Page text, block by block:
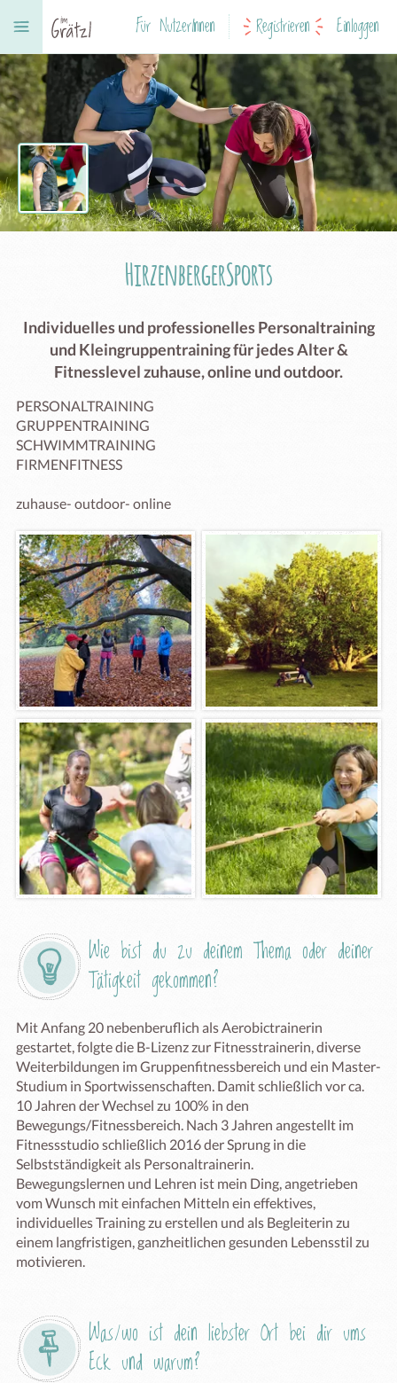
Für NutzerInnen Registrieren Einloggen
HirzenbergerSports
Individuelles und professionelles Personaltraining
und Kleingruppentraining für jedes Alter &
Fitnesslevel zuhause, online und outdoor.
PERSONALTRAINING
GRUPPENTRAINING
SCHWIMMTRAINING
FIRMENFITNESS
zuhause- outdoor- online
Wie bist du zu deinem Thema oder deiner
Tätigkeit gekommen?
Mit Anfang 20 nebenberuflich als Aerobictrainerin
gestartet, folgte die B-Lizenz zur Fitnesstrainerin, diverse
Weiterbildungen im Gruppenfitnessbereich und ein Master-
Studium in Sportwissenschaften. Damit schließlich vor ca.
10 Jahren der Wechsel zu 100% in den
Bewegungs/Fitnessbereich. Nach 3 Jahren angestellt im
Fitnessstudio schließlich 2016 der Sprung in die
Selbstständigkeit als Personaltrainerin.
Bewegungslernen und Lehren ist mein Ding, angetrieben
vom Wunsch mit einfachen Mitteln ein effektives,
individuelles Training zu erstellen und als Begleiterin zu
einem langfristigen, ganzheitlichen gesunden Lebensstil zu
motivieren.
Was/wo ist dein liebster Ort bei dir ums
Eck und warum?